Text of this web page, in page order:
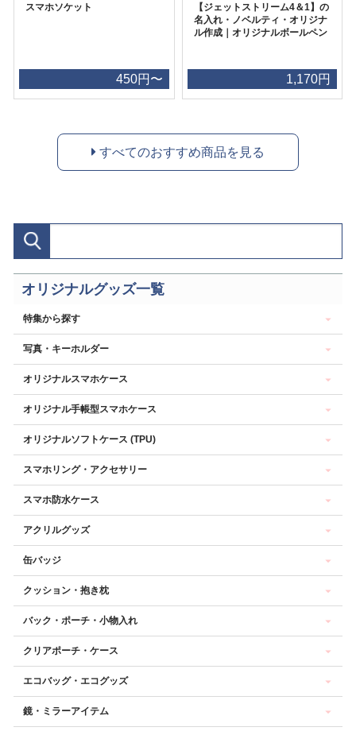
スマホソケット
450円〜
【ジェットストリーム4＆1】の
名入れ・ノベルティ・オリジナ
ル作成｜オリジナルボールペン
1,170円
すべてのおすすめ商品を見る
オリジナルグッズ一覧
特集から探す
写真・キーホルダー
オリジナルスマホケース
オリジナル手帳型スマホケース
オリジナルソフトケース (TPU)
スマホリング・アクセサリー
スマホ防水ケース
アクリルグッズ
缶バッジ
クッション・抱き枕
バック・ポーチ・小物入れ
クリアポーチ・ケース
エコバッグ・エコグッズ
鏡・ミラーアイテム